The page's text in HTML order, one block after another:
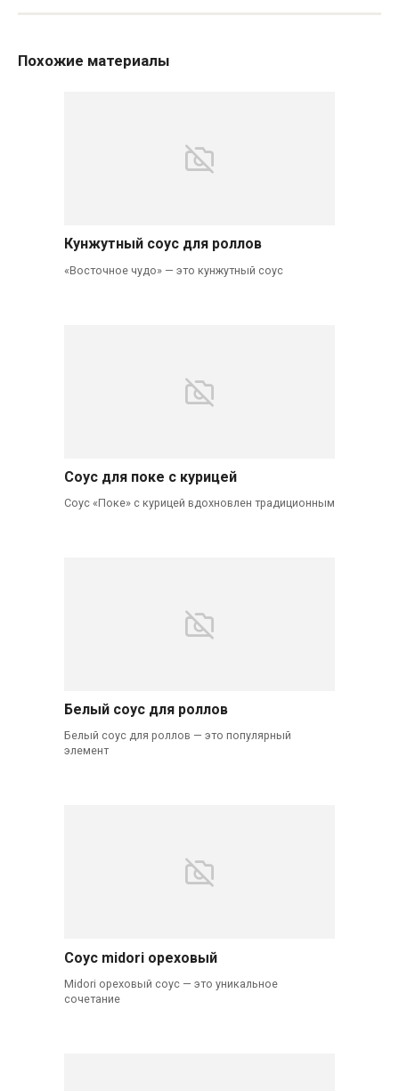
Похожие материалы
Кунжутный соус для роллов
«Восточное чудо» — это кунжутный соус
Соус для поке с курицей
Соус «Поке» с курицей вдохновлен традиционным
Белый соус для роллов
Белый соус для роллов — это популярный
элемент
Соус midori ореховый
Midori ореховый соус — это уникальное
сочетание